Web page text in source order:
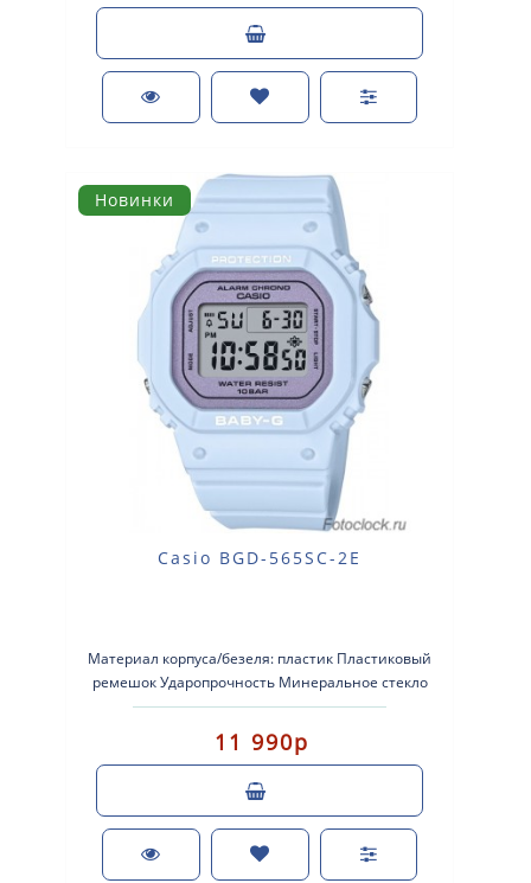
Новинки
Casio BGD-565SC-2E
Материал корпуса/безеля: пластик Пластиковый
ремешок Ударопрочность Минеральное стекло
Водонепроницаемость..
11 990р